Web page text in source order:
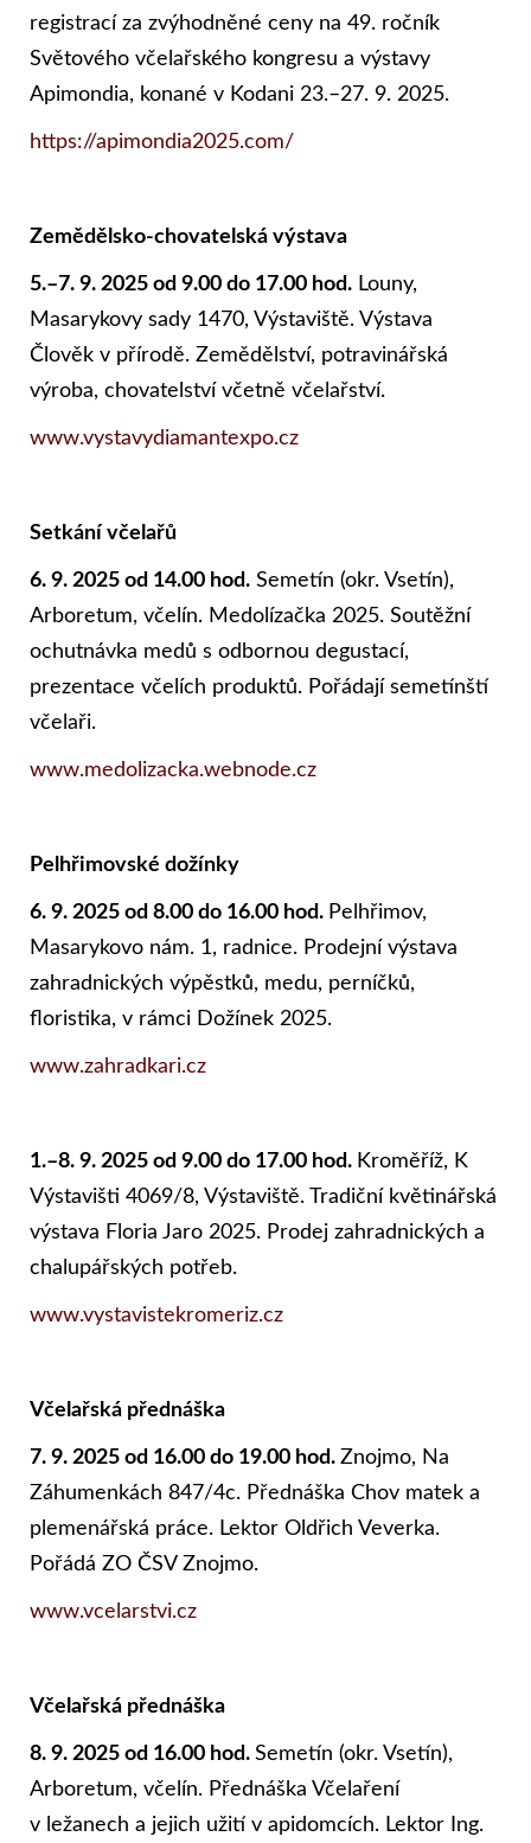
registrací za zvýhodněné ceny na 49. ročník
Světového včelařského kongresu a výstavy
Apimondia, konané v Kodani 23.–27. 9. 2025.
https://apimondia2025.com/
Zemědělsko-chovatelská výstava
5.–7. 9. 2025 od 9.00 do 17.00 hod. Louny,
Masarykovy sady 1470, Výstaviště. Výstava
Člověk v přírodě. Zemědělství, potravinářská
výroba, chovatelství včetně včelařství.
www.vystavydiamantexpo.cz
Setkání včelařů
6. 9. 2025 od 14.00 hod. Semetín (okr. Vsetín),
Arboretum, včelín. Medolízačka 2025. Soutěžní
ochutnávka medů s odbornou degustací,
prezentace včelích produktů. Pořádají semetínští
včelaři.
www.medolizacka.webnode.cz
Pelhřimovské dožínky
6. 9. 2025 od 8.00 do 16.00 hod. Pelhřimov,
Masarykovo nám. 1, radnice. Prodejní výstava
zahradnických výpěstků, medu, perníčků,
floristika, v rámci Dožínek 2025.
www.zahradkari.cz
1.–8. 9. 2025 od 9.00 do 17.00 hod. Kroměříž, K
Výstavišti 4069/8, Výstaviště. Tradiční květinářská
výstava Floria Jaro 2025. Prodej zahradnických a
chalupářských potřeb.
www.vystavistekromeriz.cz
Včelařská přednáška
7. 9. 2025 od 16.00 do 19.00 hod. Znojmo, Na
Záhumenkách 847/4c. Přednáška Chov matek a
plemenářská práce. Lektor Oldřich Veverka.
Pořádá ZO ČSV Znojmo.
www.vcelarstvi.cz
Včelařská přednáška
8. 9. 2025 od 16.00 hod. Semetín (okr. Vsetín),
Arboretum, včelín. Přednáška Včelaření
v ležanech a jejich užití v apidomcích. Lektor Ing.